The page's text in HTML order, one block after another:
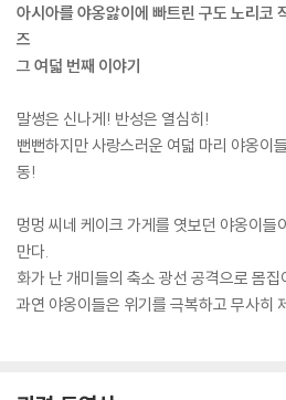
아시아를 야옹앓이에 빠트린 구도 노리코
즈
그 여덟 번째 이야기
말썽은 신나게! 반성은 열심히!
뻔뻔하지만 사랑스러운 여덟 마리 야옹이
동!
멍멍 씨네 케이크 가게를 엿보던 야옹이들
만다.
화가 난 개미들의 축소 광선 공격으로 몸
과연 야옹이들은 위기를 극복하고 무사히